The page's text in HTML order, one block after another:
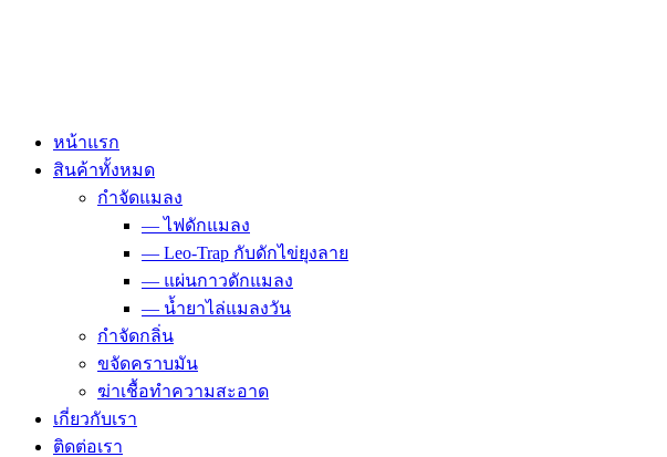
หน้าแรก
สินค้าทั้งหมด
กำจัดแมลง
— ไฟดักแมลง
— Leo-Trap กับดักไข่ยุงลาย
— แผ่นกาวดักแมลง
— น้ำยาไล่แมลงวัน
กำจัดกลิ่น
ขจัดคราบมัน
ฆ่าเชื้อทำความสะอาด
เกี่ยวกับเรา
ติดต่อเรา